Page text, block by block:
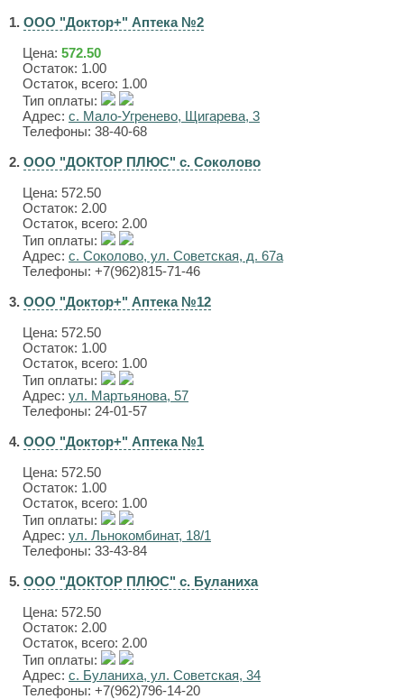
1. ООО "Доктор+" Аптека №2
Цена: 572.50
Остаток: 1.00
Остаток, всего: 1.00
Тип оплаты:
Адрес: с. Мало-Угренево, Щигарева, 3
Телефоны: 38-40-68
2. ООО "ДОКТОР ПЛЮС" с. Соколово
Цена: 572.50
Остаток: 2.00
Остаток, всего: 2.00
Тип оплаты:
Адрес: с. Соколово, ул. Советская, д. 67а
Телефоны: +7(962)815-71-46
3. ООО "Доктор+" Аптека №12
Цена: 572.50
Остаток: 1.00
Остаток, всего: 1.00
Тип оплаты:
Адрес: ул. Мартьянова, 57
Телефоны: 24-01-57
4. ООО "Доктор+" Аптека №1
Цена: 572.50
Остаток: 1.00
Остаток, всего: 1.00
Тип оплаты:
Адрес: ул. Льнокомбинат, 18/1
Телефоны: 33-43-84
5. ООО "ДОКТОР ПЛЮС" с. Буланиха
Цена: 572.50
Остаток: 2.00
Остаток, всего: 2.00
Тип оплаты:
Адрес: с. Буланиха, ул. Советская, 34
Телефоны: +7(962)796-14-20